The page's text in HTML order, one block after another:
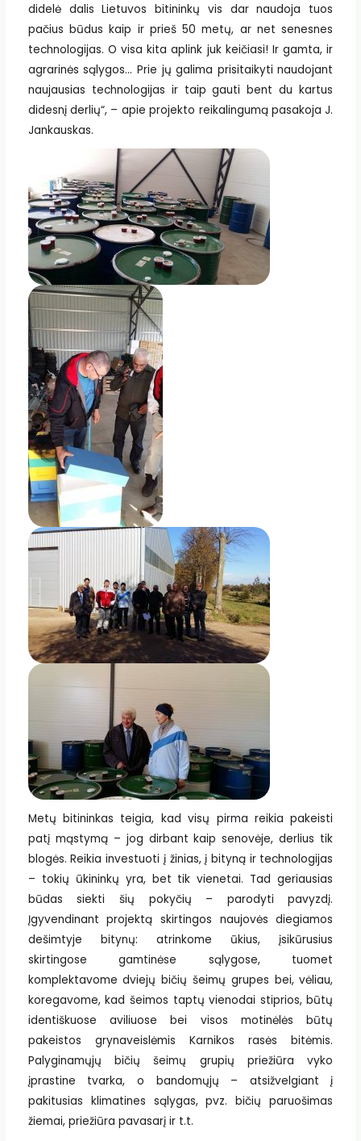
didelė dalis Lietuvos bitininkų vis dar naudoja tuos
pačius būdus kaip ir prieš 50 metų, ar net senesnes
technologijas. O visa kita aplink juk keičiasi! Ir gamta, ir
agrarinės sąlygos… Prie jų galima prisitaikyti naudojant
naujausias technologijas ir taip gauti bent du kartus
didesnį derlių“, – apie projekto reikalingumą pasakoja J.
Jankauskas.
Metų bitininkas teigia, kad visų pirma reikia pakeisti
patį mąstymą – jog dirbant kaip senovėje, derlius tik
blogės. Reikia investuoti į žinias, į bityną ir technologijas
– tokių ūkininkų yra, bet tik vienetai. Tad geriausias
būdas siekti šių pokyčių – parodyti pavyzdį.
Įgyvendinant projektą skirtingos naujovės diegiamos
dešimtyje bitynų: atrinkome ūkius, įsikūrusius
skirtingose gamtinėse sąlygose, tuomet
komplektavome dviejų bičių šeimų grupes bei, vėliau,
koregavome, kad šeimos taptų vienodai stiprios, būtų
identiškuose aviliuose bei visos motinėlės būtų
pakeistos grynaveislėmis Karnikos rasės bitėmis.
Palyginamųjų bičių šeimų grupių priežiūra vyko
įprastine tvarka, o bandomųjų – atsižvelgiant į
pakitusias klimatines sąlygas, pvz. bičių paruošimas
žiemai, priežiūra pavasarį ir t.t.